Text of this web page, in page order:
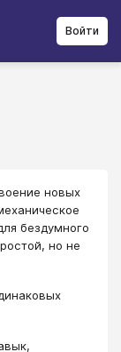
Войти
новых
бездумного
но не